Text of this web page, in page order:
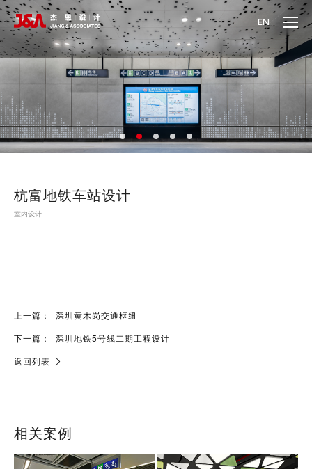
EN
杭富地铁车站设计
室内设计
上一篇：
深圳黄木岗交通枢纽
下一篇：
深圳地铁5号线二期工程设计
返回列表
相关案例